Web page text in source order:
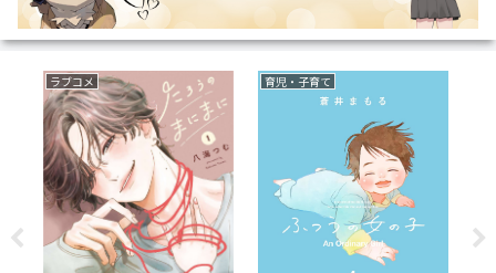
ラブコメ 育児・子育て